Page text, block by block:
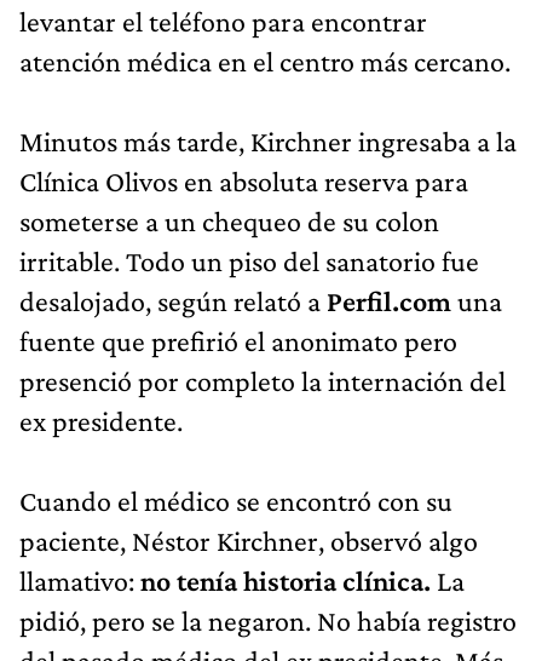
levantar el teléfono para encontrar
atención médica en el centro más cercano.
Minutos más tarde, Kirchner ingresaba a la
Clínica Olivos en absoluta reserva para
someterse a un chequeo de su colon
irritable. Todo un piso del sanatorio fue
desalojado, según relató a Perfil.com una
fuente que prefirió el anonimato pero
presenció por completo la internación del
ex presidente.
Cuando el médico se encontró con su
paciente, Néstor Kirchner, observó algo
llamativo:no tenía historia clínica. La
pidió, pero se la negaron. No había registro